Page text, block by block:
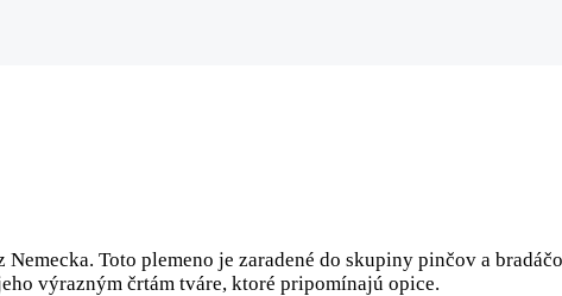
Toto plemeno je zaradené do skupiny pinčov a
výrazným črtám tváre, ktoré pripomínajú opice.